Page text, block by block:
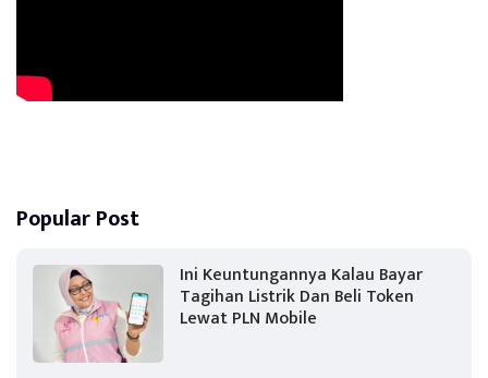
Popular Post
Ini Keuntungannya Kalau Bayar
Tagihan Listrik Dan Beli Token
Lewat PLN Mobile